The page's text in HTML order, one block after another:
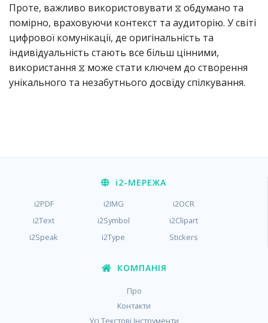
Проте, важливо використовувати ⧖ обдумано та
помірно, враховуючи контекст та аудиторію. У світі
цифрової комунікації, де оригінальність та
індивідуальність стають все більш цінними,
використання ⧖ може стати ключем до створення
унікального та незабутнього досвіду спілкування.
i2-МЕРЕЖА
i2PDF i2IMG
i2OCR
i2Text
i2Symbol
i2Clipart
i2Speak
i2Type Stickers
КОМПАНІЯ
Про
Контакти
Усі Текстові Інструменти